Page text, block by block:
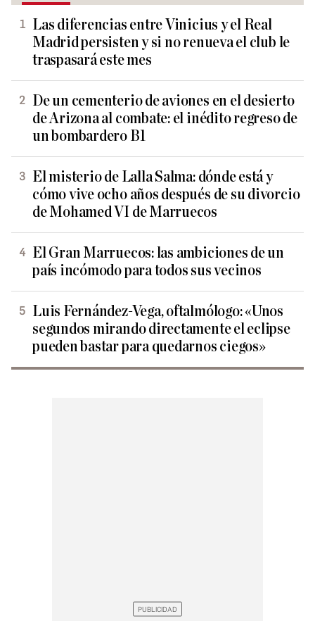
Las diferencias entre Vinicius y el Real
Madrid persisten y si no renueva el club le
traspasará este mes
De un cementerio de aviones en el desierto
de Arizona al combate: el inédito regreso de
un bombardero B1
El misterio de Lalla Salma: dónde está y
cómo vive ocho años después de su divorcio
de Mohamed VI de Marruecos
El Gran Marruecos: las ambiciones de un
país incómodo para todos sus vecinos
Luis Fernández-Vega, oftalmólogo: «Unos
segundos mirando directamente el eclipse
pueden bastar para quedarnos ciegos»